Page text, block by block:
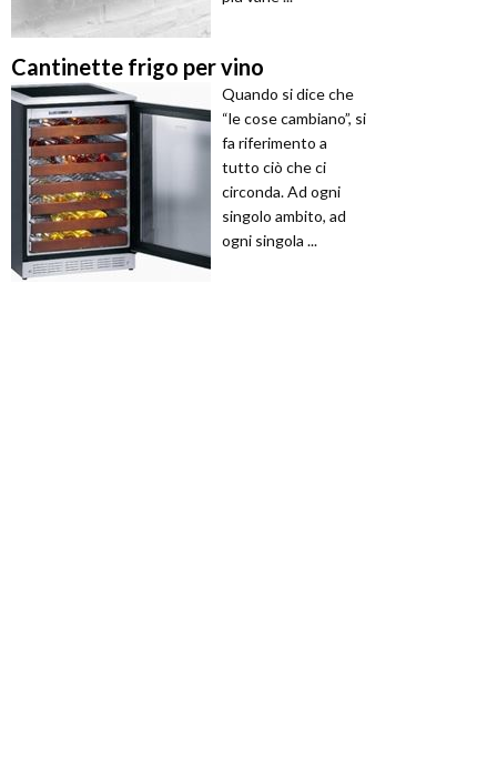
Cantinette frigo per vino
Quando si dice che
“le cose cambiano”, si
fa riferimento a
tutto ciò che ci
circonda. Ad ogni
singolo ambito, ad
ogni singola ...